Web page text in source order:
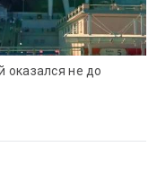
оказался не до